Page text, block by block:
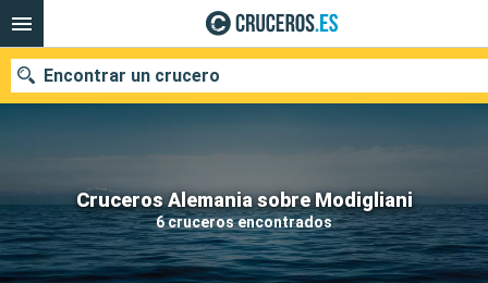
Cruceros Alemania sobre Modigliani
6 cruceros encontrados
Encontrar un crucero
Nuestros destinos
Fecha de salida